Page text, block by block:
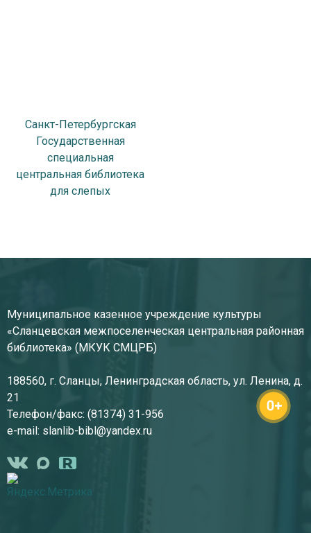
Санкт-Петербургская
Государственная
специальная
центральная библиотека
для слепых
Муниципальное казенное учреждение культуры
«Сланцевская межпоселенческая центральная районная
библиотека» (МКУК СМЦРБ)
188560, г. Сланцы, Ленинградская область, ул. Ленина, д.
21
Телефон/факс: (81374) 31-956
e-mail: slanlib-bibl@yandex.ru